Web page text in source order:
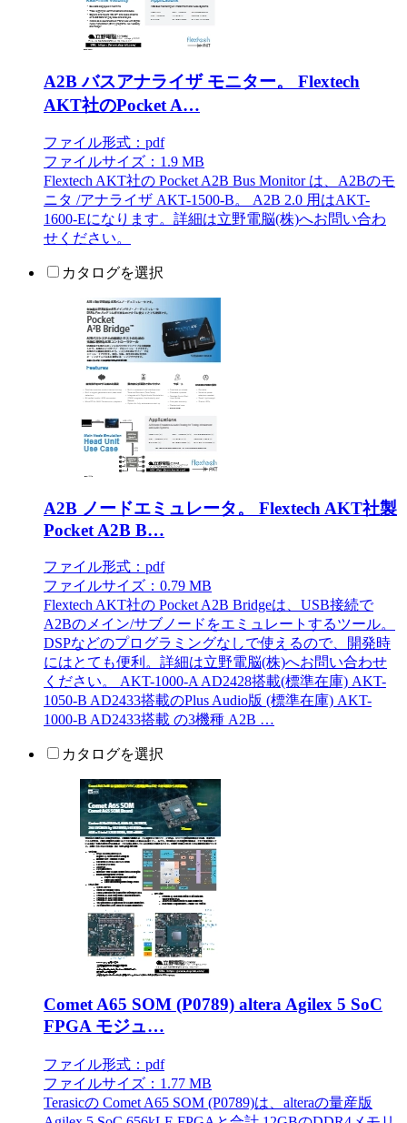
A2B バスアナライザ モニター。 Flextech
AKT社のPocket A…
ファイル形式：pdf
ファイルサイズ：1.9 MB
Flextech AKT社の Pocket A2B Bus Monitor は、A2Bのモ
ニタ /アナライザ AKT-1500-B。 A2B 2.0 用はAKT-
1600-Eになります。詳細は立野電脳(株)へお問い合わ
せください。
カタログを選択
A2B ノードエミュレータ。 Flextech AKT社製
Pocket A2B B…
ファイル形式：pdf
ファイルサイズ：0.79 MB
Flextech AKT社の Pocket A2B Bridgeは、USB接続で
A2Bのメイン/サブノードをエミュレートするツール。
DSPなどのプログラミングなしで使えるので、開発時
にはとても便利。詳細は立野電脳(株)へお問い合わせ
ください。 AKT-1000-A AD2428搭載(標準在庫) AKT-
1050-B AD2433搭載のPlus Audio版 (標準在庫) AKT-
1000-B AD2433搭載 の3機種 A2B …
カタログを選択
Comet A65 SOM (P0789) altera Agilex 5 SoC
FPGA モジュ…
ファイル形式：pdf
ファイルサイズ：1.77 MB
Terasicの Comet A65 SOM (P0789)は、alteraの量産版